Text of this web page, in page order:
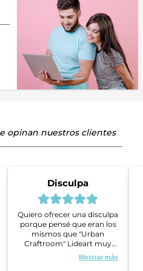
opinan nuestros clientes
Disculpa
Quiero ofrecer una disculpa
porque pensé que eran los
mismos que "Urban
Craftroom" Lideart muy
amables me ayudaron a
gestionar un problema que
Mostrar más